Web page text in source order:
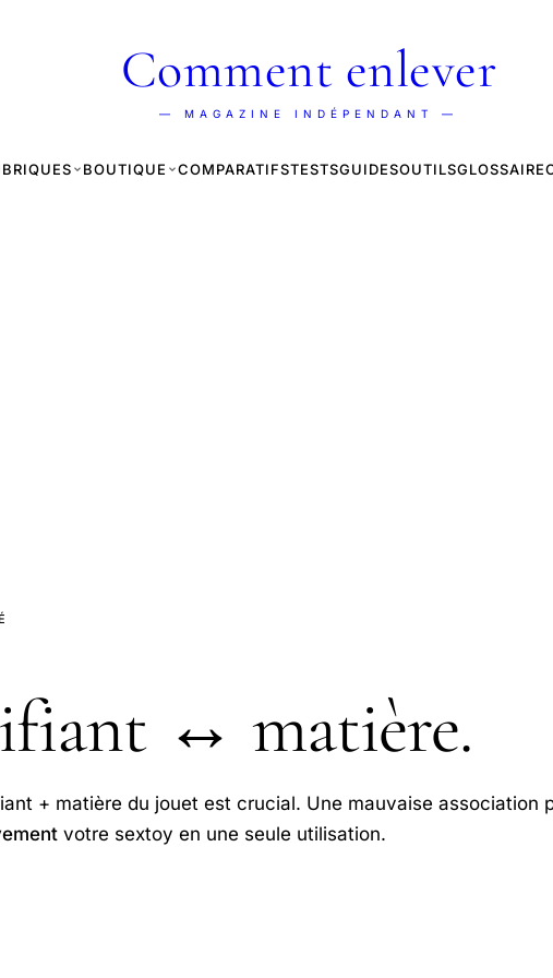
Comment enlever
— MAGAZINE INDÉPENDANT —
BOUTIQUE COMPARATIFSTESTSGUIDESOUTILSGLOSSAIRE
↔ matière.
+ matière du jouet est crucial. Une mauvaise association
votre sextoy en une seule utilisation.